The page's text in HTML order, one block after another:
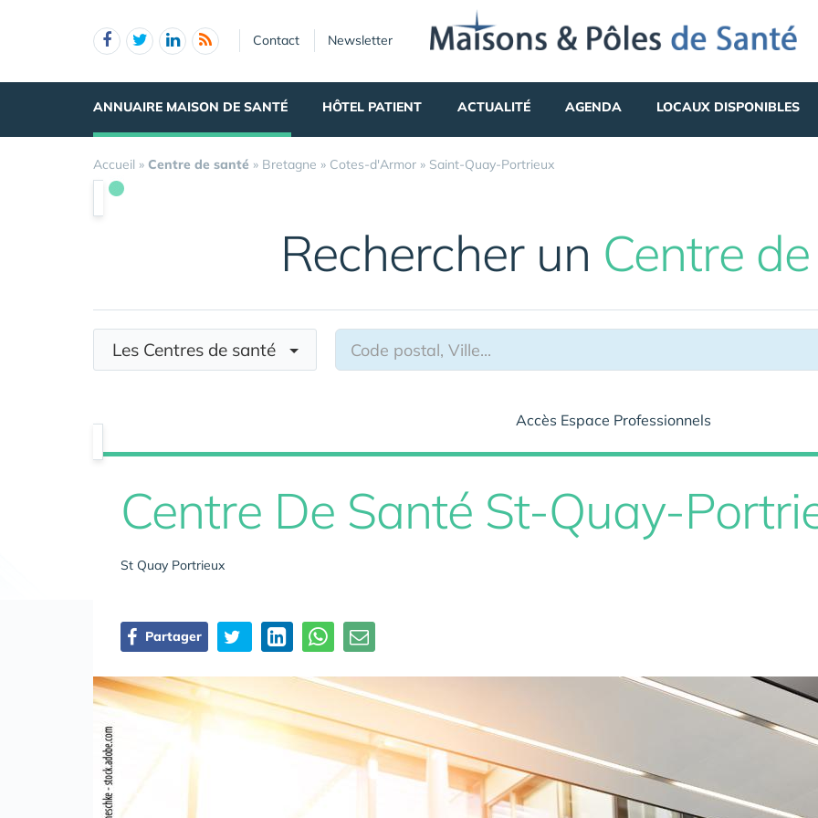
Contact Newsletter
ANNUAIRE MAISON DE SANTÉ HÔTEL PATIENT ACTUALITÉ AGENDA LOCAUX DISPONIBLES
Accueil » Centre de santé » Bretagne » Cotes-d'Armor » Saint-Quay-Portrieux
Rechercher un Centre
Les Centres de santé
Accès Espace Professionnels
Centre De Santé St-Quay-
St Quay Portrieux
Partager